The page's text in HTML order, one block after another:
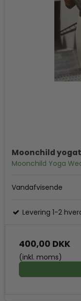
Moonchild
Moonchild Yoga
Vandafvisende
Levering 1-2
400,00 DKK
(inkl. moms)